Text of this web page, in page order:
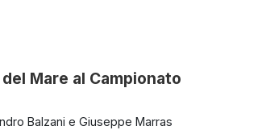
Mare al Campionato
Balzani e Giuseppe Marras